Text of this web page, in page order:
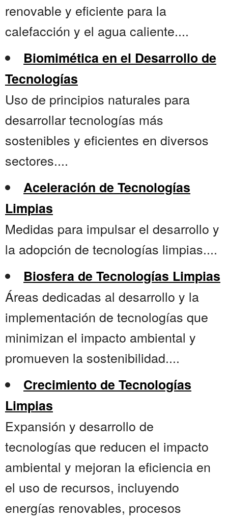
renovable y eficiente para la
calefacción y el agua caliente....
Biomimética en el Desarrollo de
Tecnologías
Uso de principios naturales para
desarrollar tecnologías más
sostenibles y eficientes en diversos
sectores....
Aceleración de Tecnologías
Limpias
Medidas para impulsar el desarrollo y
la adopción de tecnologías limpias....
Biosfera de Tecnologías Limpias
Áreas dedicadas al desarrollo y la
implementación de tecnologías que
minimizan el impacto ambiental y
promueven la sostenibilidad....
Crecimiento de Tecnologías
Limpias
Expansión y desarrollo de
tecnologías que reducen el impacto
ambiental y mejoran la eficiencia en
el uso de recursos, incluyendo
energías renovables, procesos